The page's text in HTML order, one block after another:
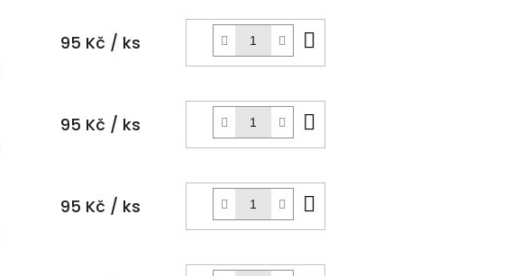
95 Kč / ks
košíku
95 Kč / ks
košíku
95 Kč / ks
košíku